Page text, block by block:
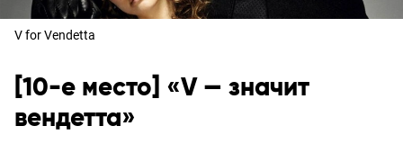
V for Vendetta
[10-е место] «V — значит
вендетта»